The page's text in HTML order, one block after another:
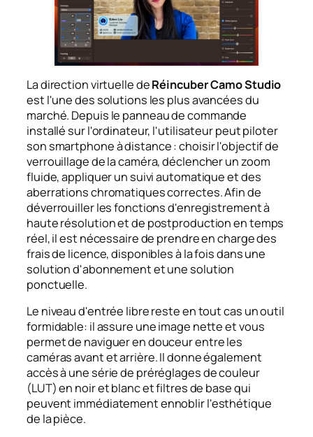
La direction virtuelle deRéincuber Camo Studio
est l'une des solutions les plus avancées du
marché. Depuis le panneau de commande
installé sur l'ordinateur, l'utilisateur peut piloter
son smartphone à distance : choisir l'objectif de
verrouillage de la caméra, déclencher un zoom
fluide, appliquer un suivi automatique et des
aberrations chromatiques correctes. Afin de
déverrouiller les fonctions d'enregistrement à
haute résolution et de postproduction en temps
réel, il est nécessaire de prendre en charge des
frais de licence, disponibles à la fois dans une
solution d'abonnement et une solution
ponctuelle.
Le niveau d'entrée libre reste en tout cas un outil
formidable: il assure une image nette et vous
permet de naviguer en douceur entre les
caméras avant et arrière. Il donne également
accès à une série de préréglages de couleur
(LUT) en noir et blanc et filtres de base qui
peuvent immédiatement ennoblir l'esthétique
de la pièce.